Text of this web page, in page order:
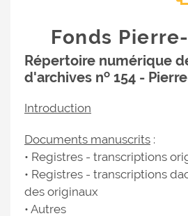
Fonds
Répertoire numérique
d'archives no 154 -
Introduction
Documents manuscrits :
• Registres - transcriptions
• Registres - transcriptions
des originaux
• Autres